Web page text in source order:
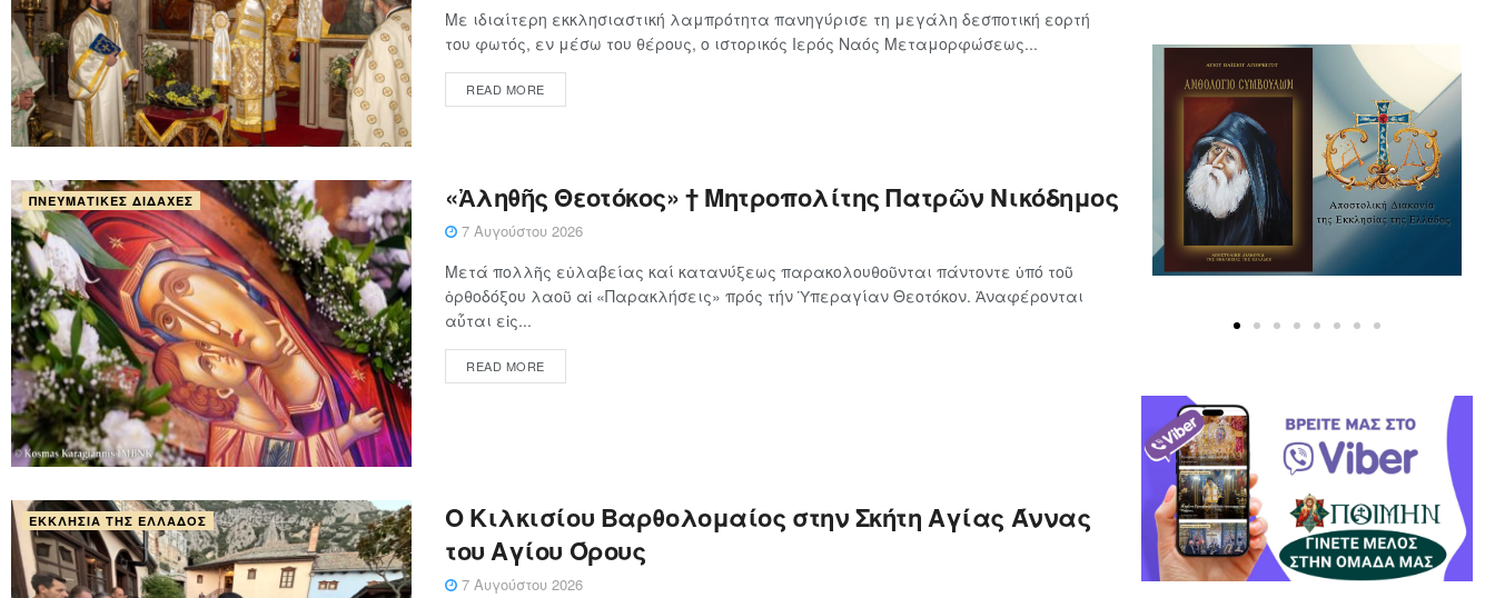
Με ιδιαίτερη εκκλησιαστική λαμπρότητα πανηγύρισε τη μεγάλη δεσποτική εορτή
του φωτός, εν μέσω του θέρους, ο ιστορικός Ιερός Ναός Μεταμορφώσεως...
READ MORE
ΠΝΕΥΜΑΤΙΚΈΣ ΔΙΔΑΧΈΣ «Ἀληθῆς Θεοτόκος» † Μητροπολίτης Πατρῶν Νικόδημος
7 Αυγούστου 2026
Μετά πολλῆς εὐλαβείας καί κατανύξεως παρακολουθοῦνται πάντοντε ὑπό τοῦ
ὀρθοδόξου λαοῦ αἱ «Παρακλήσεις» πρός τήν Ὑπεραγίαν Θεοτόκον. Ἀναφέρονται
αὗται εἰς...
READ MORE
ΕΚΚΛΗΣΊΑ ΤΗΣ ΕΛΛΆΔΟΣ
Ο Κιλκισίου Βαρθολομαίος στην Σκήτη Αγίας Άννας
του Αγίου Όρους
7 Αυγούστου 2026